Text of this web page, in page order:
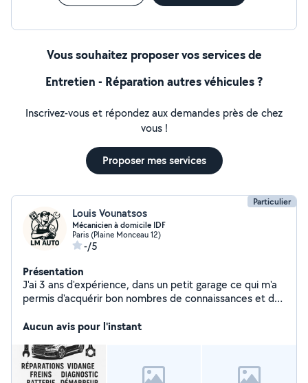
Vous souhaitez proposer vos services de
Entretien - Réparation autres véhicules ?
Inscrivez-vous et répondez aux demandes près de chez
vous !
Proposer mes services
Particulier
Louis Vounatsos
Mécanicien à domicile IDF
Paris (Plaine Monceau 12)
-/5
Présentation
J'ai 3 ans d'expérience, dans un petit garage ce qui m'a
permis d'acquérir bon nombres de connaissances et de
Aucun avis pour l'instant